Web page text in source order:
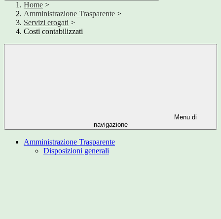
Home >
Amministrazione Trasparente >
Servizi erogati >
Costi contabilizzati
Menu di
navigazione
Amministrazione Trasparente
Disposizioni generali